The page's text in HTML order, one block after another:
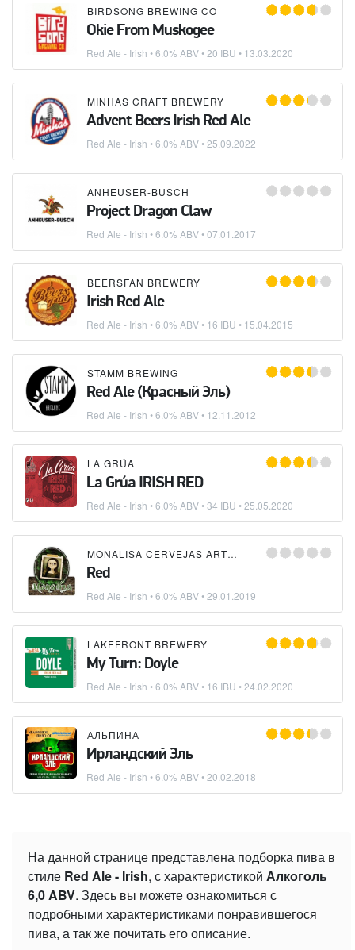
BIRDSONG BREWING CO
Okie From Muskogee
Red Ale - Irish • 6.0% ABV • 20 IBU • 13.03.2020
MINHAS CRAFT BREWERY
Advent Beers Irish Red Ale
Red Ale - Irish • 6.0% ABV •25.09.2022
ANHEUSER-BUSCH
Project Dragon Claw
Red Ale - Irish • 6.0% ABV •07.01.2017
BEERSFAN BREWERY
Irish Red Ale
Red Ale - Irish • 6.0% ABV • 16 IBU • 15.04.2015
STAMM BREWING
Red Ale (Красный Эль)
Red Ale - Irish • 6.0% ABV • 12.11.2012
LA GRÚA
La Grúa IRISH RED
Red Ale - Irish • 6.0% ABV • 34 IBU •25.05.2020
MONALISA CERVEJAS ARTESANAIS
Red
Red Ale - Irish • 6.0% ABV •29.01.2019
LAKEFRONT BREWERY
My Turn: Doyle
Red Ale - Irish • 6.0% ABV • 16 IBU •24.02.2020
АЛЬПИНА
Ирландский Эль
Red Ale - Irish • 6.0% ABV •20.02.2018
На данной странице представлена подборка пива в
стиле Red Ale - Irish, с характеристикой Алкоголь
6,0 ABV. Здесь вы можете ознакомиться с
подробными характеристиками понравившегося
пива, а так же почитать его описание.